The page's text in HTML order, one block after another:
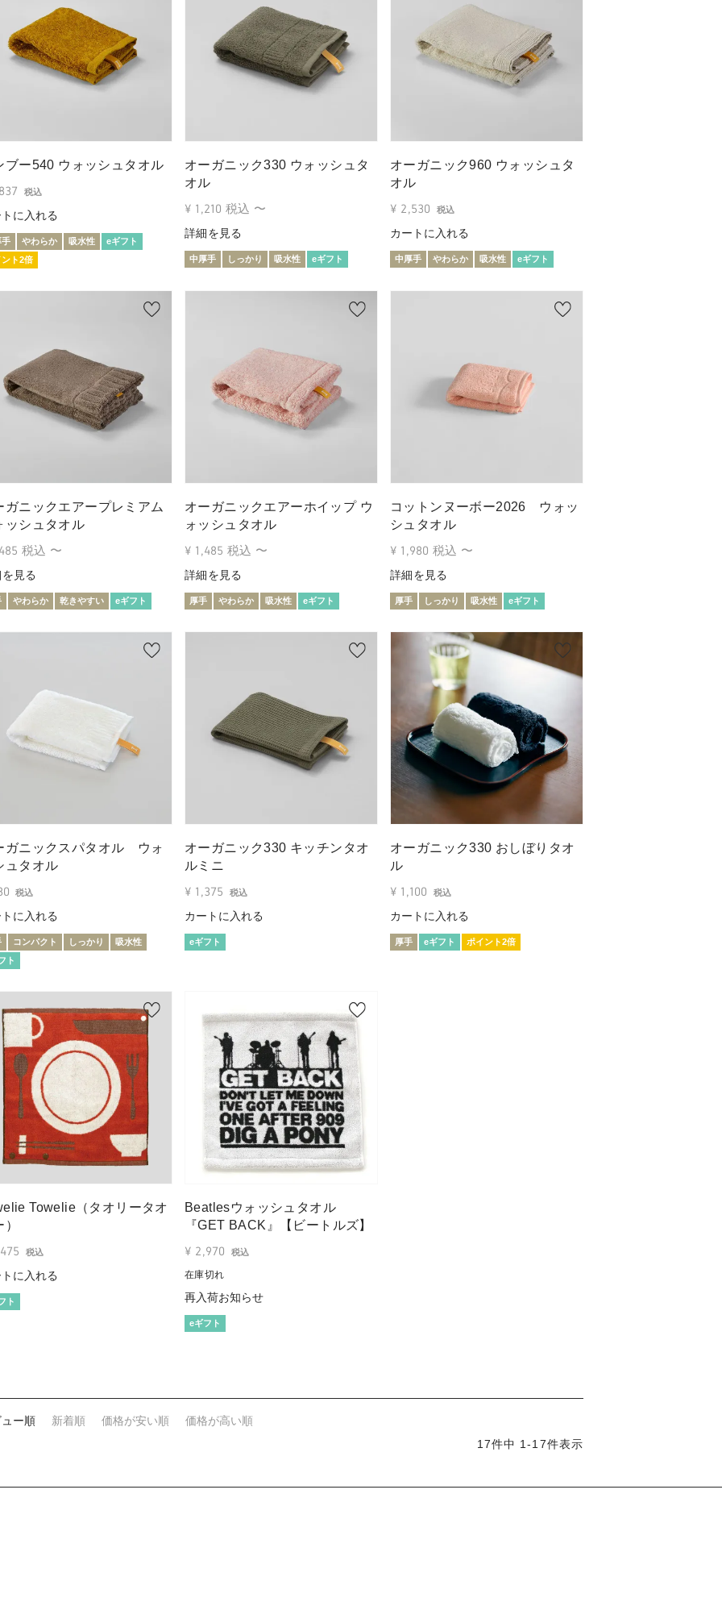
ブー540 ウォッシュタオル
税込
に入れる
手 やわらか 吸水性
eギフト
ント2倍
オーガニック330 ウォッシュタ
オル
¥ 1,210 税込 〜
詳細を見る
中厚手 しっかり 吸水性 eギフト
オーガニック960 ウォッシュタ
オル
¥ 2,530 税込
カートに入れる
中厚手 やわらか 吸水性 eギフト
ガニックエアープレミアム
ッシュタオル
税込 〜
見る
やわらか 乾きやすい eギフト
オーガニックエアーホイップ ウ
ォッシュタオル
¥ 1,485 税込 〜
詳細を見る
厚手 やわらか 吸水性 eギフト
コットンヌーボー2026 ウォッ
シュタオル
¥ 1,980 税込 〜
詳細を見る
厚手 しっかり 吸水性 eギフト
ガニックスパタオル ウォ
ュタオル
税込
に入れる
コンパクト しっかり
吸水性
ト
オーガニック330 キッチンタオ
ルミニ
¥ 1,375 税込
カートに入れる
eギフト
オーガニック330 おしぼりタオ
ル
¥ 1,100 税込
カートに入れる
厚手 eギフト ポイント2倍
Towelie（タオリータオ
税込
に入れる
ト
Beatlesウォッシュタオル
『GET BACK』【ビートルズ】
¥ 2,970 税込
在庫切れ
再入荷お知らせ
eギフト
ュー順 新着順 価格が安い順
価格が高い順
17件中 1-17件表示